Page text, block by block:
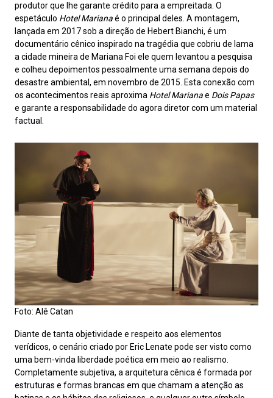
produtor que lhe garante crédito para a empreitada. O
espetáculo Hotel Marianaé o principal deles. A montagem,
lançada em 2017 sob a direção de Hebert Bianchi, é um
documentário cênico inspirado na tragédia que cobriu de lama
a cidade mineira de Mariana Foi ele quem levantou a pesquisa
e colheu depoimentos pessoalmente uma semana depois do
desastre ambiental, em novembro de 2015. Esta conexão com
os acontecimentos reais aproxima Hotel Marianae Dois Papas
e garante a responsabilidade do agora diretor com um material
factual.
Foto: Alê Catan
Diante de tanta objetividade e respeito aos elementos
verídicos, o cenário criado por Eric Lenate pode ser visto como
uma bem-vinda liberdade poética em meio ao realismo.
Completamente subjetiva, a arquitetura cênica é formada por
estruturas e formas brancas em que chamam a atenção as